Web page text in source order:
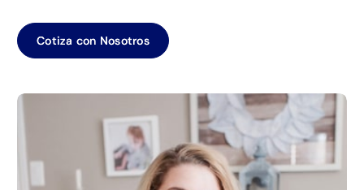
Cotiza con Nosotros